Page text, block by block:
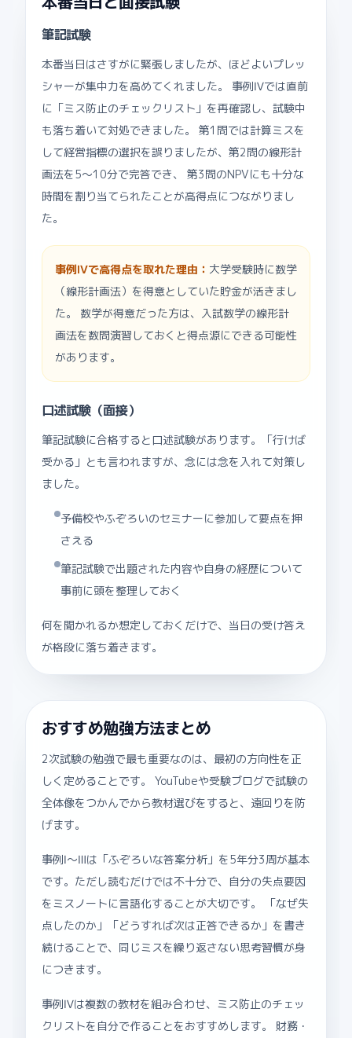
筆記試験
本番当日はさすがに緊張しましたが、ほどよいプレッ
シャーが集中力を高めてくれました。 事例Ⅳでは直前
に「ミス防止のチェックリスト」を再確認し、試験中
も落ち着いて対処できました。 第1問では計算ミスを
して経営指標の選択を誤りましたが、第2問の線形計
画法を5〜10分で完答でき、 第3問のNPVにも十分な
時間を割り当てられたことが高得点につながりまし
た。
事例Ⅳで高得点を取れた理由： 大学受験時に数学
（線形計画法）を得意としていた貯金が活きまし
た。 数学が得意だった方は、入試数学の線形計
画法を数問演習しておくと得点源にできる可能性
があります。
口述試験（面接）
筆記試験に合格すると口述試験があります。「行けば
受かる」とも言われますが、念には念を入れて対策し
ました。
予備校やふぞろいのセミナーに参加して要点を押
さえる
筆記試験で出題された内容や自身の経歴について
事前に頭を整理しておく
何を聞かれるか想定しておくだけで、当日の受け答え
が格段に落ち着きます。
おすすめ勉強方法まとめ
2次試験の勉強で最も重要なのは、最初の方向性を正
しく定めることです。 YouTubeや受験ブログで試験の
全体像をつかんでから教材選びをすると、遠回りを防
げます。
事例Ⅰ〜Ⅲは「ふぞろいな答案分析」を5年分3周が基本
です。ただし読むだけでは不十分で、自分の失点要因
をミスノートに言語化することが大切です。 「なぜ失
点したのか」「どうすれば次は正答できるか」を書き
続けることで、同じミスを繰り返さない思考習慣が身
につきます。
事例Ⅳは複数の教材を組み合わせ、ミス防止のチェッ
クリストを自分で作ることをおすすめします。 財務・